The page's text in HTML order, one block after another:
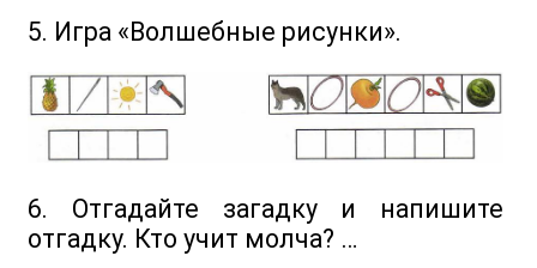
5. Игра «Волшебные рисунки».
6. Отгадайте загадку и напишите
отгадку. Кто учит молча? …